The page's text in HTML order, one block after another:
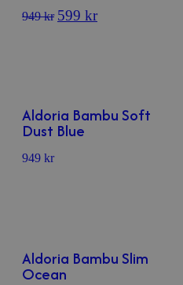
949kr 599 kr
Aldoria Bambu Soft
Dust Blue
949 kr
Aldoria Bambu Slim
Ocean